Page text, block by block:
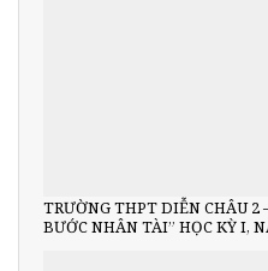
TRƯỜNG THPT DIỄN CHÂU 2
BƯỚC NHÂN TÀI” HỌC KỲ I,